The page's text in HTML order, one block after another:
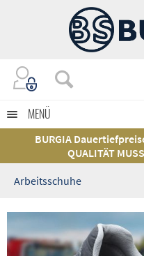
MENÜ
BURGIA
QUALITÄT
Arbeitsschuhe